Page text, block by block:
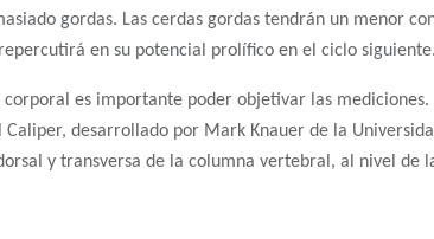
gordas. Las cerdas gordas tendrán un menor
en su potencial prolífico en el ciclo
es importante poder objetivar las mediciones.
desarrollado por Mark Knauer de la
y transversa de la columna vertebral, al nivel